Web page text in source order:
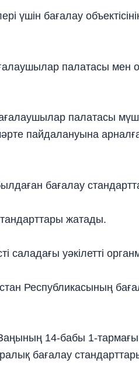
үшін бағалау
палатасы мен
палатасы
пайдалануына
бағалау
жатады.
саладағы уәкілетті
Республикасының
14-бабы 1-
бағалау